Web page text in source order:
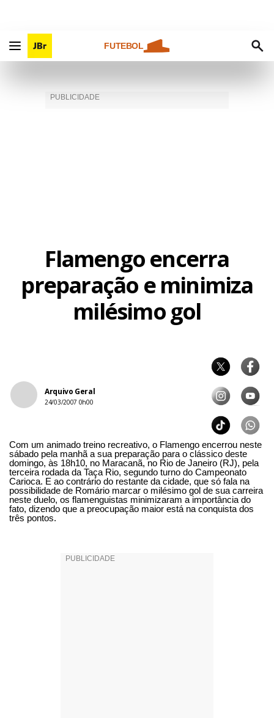
FUTEBOL
Flamengo encerra
preparação e minimiza
milésimo gol
Arquivo Geral
24/03/2007 0h00
Com um animado treino recreativo, o Flamengo encerrou neste
sábado pela manhã a sua preparação para o clássico deste
domingo, às 18h10, no Maracanã, no Rio de Janeiro (RJ), pela
terceira rodada da Taça Rio, segundo turno do Campeonato
Carioca. E ao contrário do restante da cidade, que só fala na
possibilidade de Romário marcar o milésimo gol de sua carreira
neste duelo, os flamenguistas minimizaram a importância do
fato, dizendo que a preocupação maior está na conquista dos
três pontos.